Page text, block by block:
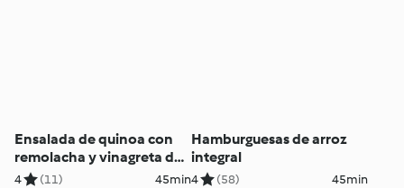
Ensalada de quinoa con
remolacha y vinagreta de
frambuesas
4 (11) 45min
Hamburguesas de arroz
integral
4 (58) 45min